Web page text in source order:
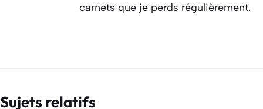
carnets que je perds régulièrement.
Sujets relatifs